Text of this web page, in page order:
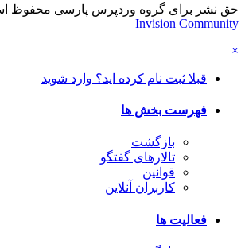
حق نشر برای گروه وردپرس پارسی محفوظ
Invision Community
×
قبلا ثبت نام کرده اید؟ وارد شوید
فهرست بخش ها
بازگشت
تالارهای گفتگو
قوانین
کاربران آنلاین
فعالیت ها